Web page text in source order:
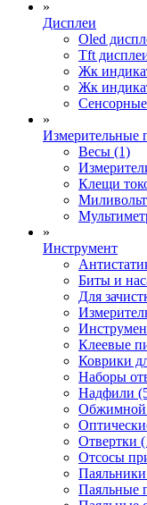
»
Дисплеи
Oled
Tft
Жк
Жк
»
Измерительные
Весы (1)
Клещи
»
Инструмент
Биты и
Для
Клеевые
Коврики
Наборы
Надфили
Обжимной
Отвертки
Отсосы
Паяльные